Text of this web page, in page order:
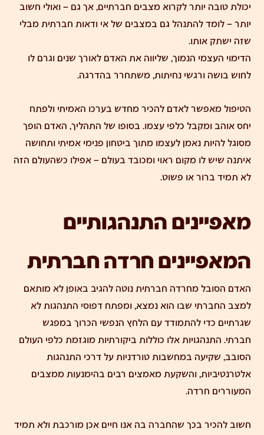
יכולת טובה יותר לקרוא מצבים חברתיים, אך גם – ואולי חשוב
יותר – לומד להתנהל גם במצבים של אי ודאות חברתית מבלי
שזה ישתק אותו.
הדימוי העצמי הנמוך, שליווה את האדם לאורך שנים וגרם לו
לחוש בושה ורגשי נחיתות, משתחרר בהדרגה.
הטיפול מאפשר לאדם להכיר מחדש בערכו האמיתי ולפתח
יחס אוהב ומקבל כלפי עצמו. בסופו של התהליך, האדם הופך
מסוגל להיות נאמן לעצמו מתוך ביטחון פנימי אמיתי ותחושה
איתנה שיש לו מקום ראוי ומכובד בעולם – אפילו כשהעולם הזה
לא תמיד ברור או פשוט.
מאפיינים התנהגותיים
המאפיינים חרדה חברתית
האדם הסובל מחרדה חברתית נוטה להגיב באופן לא מותאם
למצב החברתי שבו הוא נמצא, ומפתח דפוסי התנהגות לא
שגרתיים כדי להתמודד עם הלחץ הנפשי הכרוך במפגש
חברתי. התנהגויות אלו כוללות ביקורתיות מוגזמת כלפי העולם
הסובב, שקיעה במחשבות טורדניות על דרכי התנהגות
אלטרנטיביות, והשקעת מאמצים רבים בהימנעות ממצבים
המעוררים חרדה.
חשוב להכיר בכך שהחברה בה אנו חיים אכן מורכבת ולא תמיד